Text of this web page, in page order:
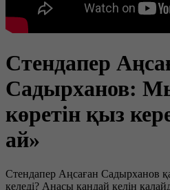
Стендапер
Садырханов:
көретін қыз
ай»
Стендапер Аңсаған Садырханов
келеді? Анасы қандай келін